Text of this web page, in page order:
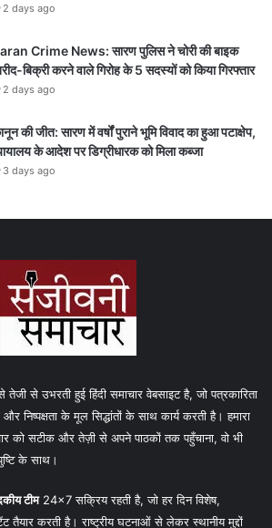
2 days ago
Crime News: सारण पुलिस ने चोरी की बाइक
बिक्री करने वाले गिरोह के 5 सदस्यों को किया गिरफ्तार
2 days ago
की जीत: सारण में वर्षों पुराने भूमि विवाद का हुआ पटाक्षेप,
के आदेश पर डिग्रीधारक को मिला कब्जा
3 days ago
से उभरती हुई हिंदी समाचार वेबसाइट है, जो पत्रकारिता
और निष्पक्षता के मूल सिद्धांतों के साथ कार्य करती है। हमारा
को सटीक और तेज़ी से अपने पाठकों तक पहुँचाना, वो भी
के साथ।
टीम24×7 सक्रिय रहती है, जो हर दिन विशेष,
तैयार करती है। राष्ट्रीय घटनाओं से लेकर स्थानीय मुद्दों